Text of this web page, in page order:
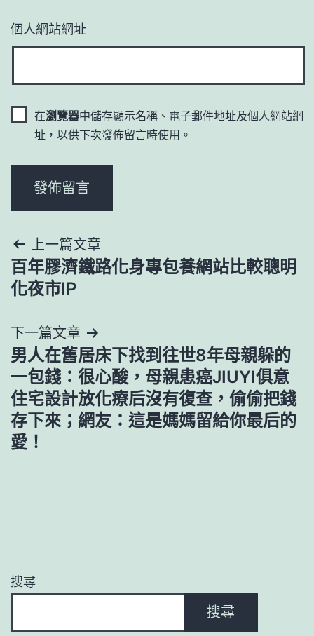
個人網站網址
在瀏覽器中儲存顯示名稱、電子郵件地址及個人網站網
址，以供下次發佈留言時使用。
文
章
覽
上一篇文章
百年膠濟鐵路化身專包養網站比較聰明
化夜市IP
下一篇文章
男人在舊居床下找到往世8年母親躲的
一包錢：很心酸，母親患癌JIUYI俱意
住宅設計放化療后沒有復查，偷偷把錢
存下來；網友：這是媽媽留給你最后的
愛！
搜尋
搜尋